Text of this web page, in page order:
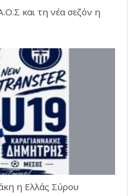
και τη νέα σεζόν η
η Ελλάς Σύρου